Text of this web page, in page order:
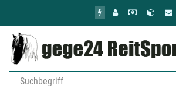
springen